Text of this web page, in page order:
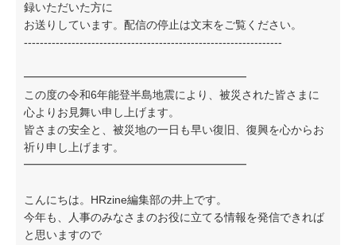
録いただいた方に
お送りしています。配信の停止は文末をご覧ください。
-----------------------------------------------------------------
━━━━━━━━━━━━━━━━━━━━
この度の令和6年能登半島地震により、被災された皆さまに
心よりお見舞い申し上げます。
皆さまの安全と、被災地の一日も早い復旧、復興を心からお
祈り申し上げます。
━━━━━━━━━━━━━━━━━━━━
こんにちは。HRzine編集部の井上です。
今年も、人事のみなさまのお役に立てる情報を発信できれば
と思いますので